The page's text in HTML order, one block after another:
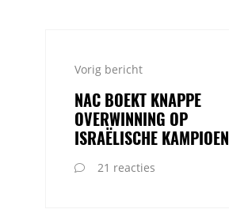
Vorig bericht
NAC BOEKT KNAPPE
OVERWINNING OP
ISRAËLISCHE KAMPIOEN
21 reacties